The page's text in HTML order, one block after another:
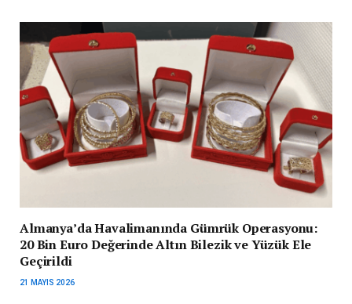
Almanya’da Havalimanında Gümrük Operasyonu:
20 Bin Euro Değerinde Altın Bilezik ve Yüzük Ele
Geçirildi
21 MAYIS 2026